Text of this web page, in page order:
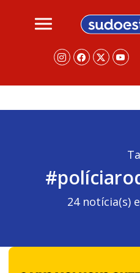
24 notícia(s)